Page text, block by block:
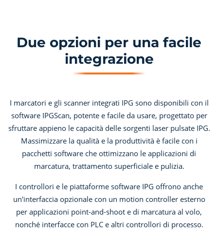
Due opzioni per una facile
integrazione
I marcatori e gli scanner integrati IPG sono disponibili con il
software IPGScan, potente e facile da usare, progettato per
sfruttare appieno le capacità delle sorgenti laser pulsate IPG.
Massimizzare la qualità e la produttività è facile con i
pacchetti software che ottimizzano le applicazioni di
marcatura, trattamento superficiale e pulizia.
I controllori e le piattaforme software IPG offrono anche
un'interfaccia opzionale con un motion controller esterno
per applicazioni point-and-shoot e di marcatura al volo,
nonché interfacce con PLC e altri controllori di processo.